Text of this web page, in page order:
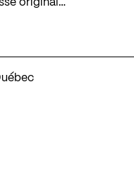
original…